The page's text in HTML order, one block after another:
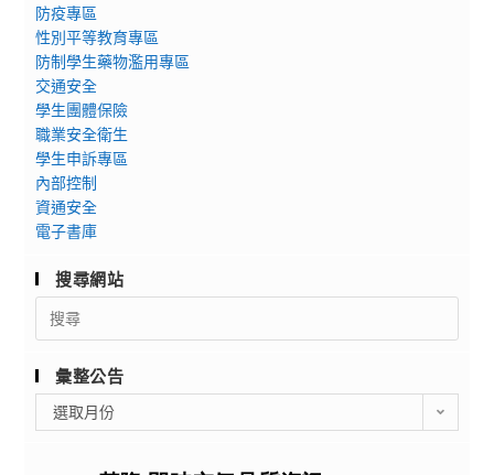
防疫專區
性別平等教育專區
防制學生藥物濫用專區
交通安全
學生團體保險
職業安全衛生
學生申訴專區
內部控制
資通安全
電子書庫
搜尋網站
Search
for:
彙整公告
整
選取月份